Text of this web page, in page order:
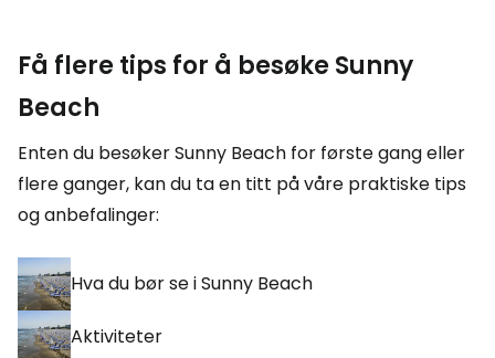
Få flere tips for å besøke Sunny
Beach
Enten du besøker Sunny Beach for første gang eller
flere ganger, kan du ta en titt på våre praktiske tips
og anbefalinger:
Hva du bør se i Sunny Beach
Aktiviteter